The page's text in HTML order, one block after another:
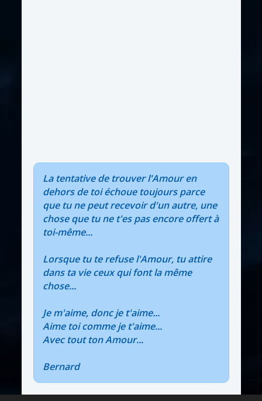
La tentative de trouver l'Amour en
dehors de toi échoue toujours parce
que tu ne peut recevoir d'un autre, une
chose que tu ne t'es pas encore offert à
toi-même...
Lorsque tu te refuse l'Amour, tu attire
dans ta vie ceux qui font la même
chose...
Je m'aime, donc je t'aime...
Aime toi comme je t'aime...
Avec tout ton Amour...
Bernard